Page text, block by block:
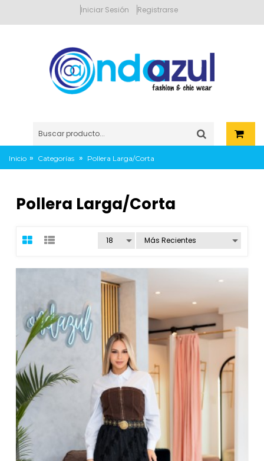
Iniciar Sesión Registrarse
Inicio » Categorías » Pollera Larga/Corta
Pollera Larga/Corta